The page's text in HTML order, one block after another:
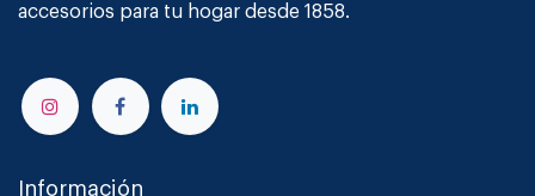
accesorios para tu hogar desde 1858.
Información